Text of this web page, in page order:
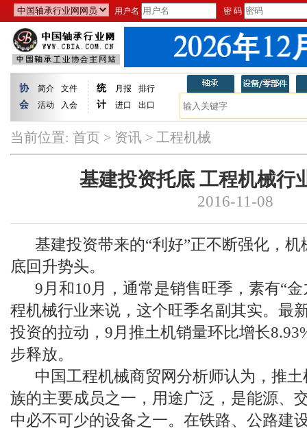
用户名 密 码
协
会
简介
文件
活动
入会
统
计
月报
排行
进口
出口
当前位置: 首页 > 资讯 > 工程机械
基建投资托底 工程机械行
2016-11-08
基建投资带来的“利好”正不断强化，机
底回升势头。
9月和10月，通常是销售旺季，素有“金
程机械行业来说，这个旺季名副其实。最
投资的拉动，9月推土机销量环比增长
步释放。
中国工程机械商贸网分析师认为，推土
族的主要成员之一，用途广泛，是能源、
中必不可少的设备之一。在铁路、公路建